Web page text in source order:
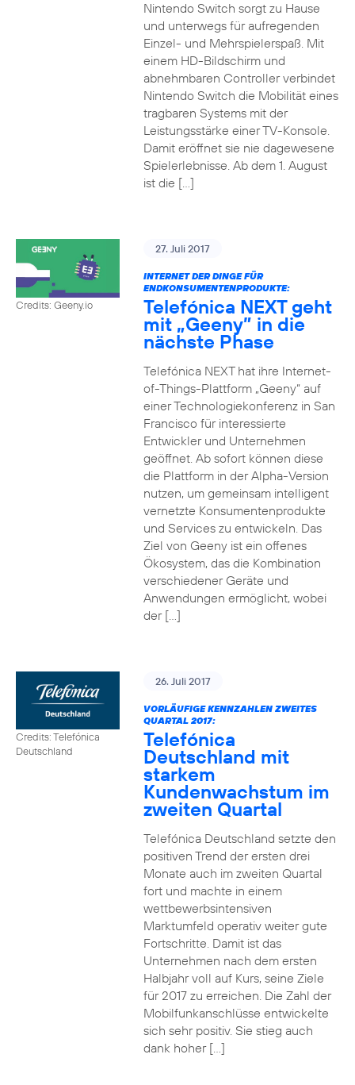
Nintendo Switch sorgt zu Hause
und unterwegs für aufregenden
Einzel- und Mehrspielerspaß. Mit
einem HD-Bildschirm und
abnehmbaren Controller verbindet
Nintendo Switch die Mobilität eines
tragbaren Systems mit der
Leistungsstärke einer TV-Konsole.
Damit eröffnet sie nie dagewesene
Spielerlebnisse. Ab dem 1. August
ist die […]
Credits: Geeny.io
27. Juli 2017
INTERNET DER DINGE FÜR
ENDKONSUMENTENPRODUKTE:
Telefónica NEXT geht
mit „Geeny” in die
nächste Phase
Telefónica NEXT hat ihre Internet-
of-Things-Plattform „Geeny“ auf
einer Technologiekonferenz in San
Francisco für interessierte
Entwickler und Unternehmen
geöffnet. Ab sofort können diese
die Plattform in der Alpha-Version
nutzen, um gemeinsam intelligent
vernetzte Konsumentenprodukte
und Services zu entwickeln. Das
Ziel von Geeny ist ein offenes
Ökosystem, das die Kombination
verschiedener Geräte und
Anwendungen ermöglicht, wobei
der […]
Credits: Telefónica
Deutschland
26. Juli 2017
VORLÄUFIGE KENNZAHLEN ZWEITES
QUARTAL 2017:
Telefónica
Deutschland mit
starkem
Kundenwachstum im
zweiten Quartal
Telefónica Deutschland setzte den
positiven Trend der ersten drei
Monate auch im zweiten Quartal
fort und machte in einem
wettbewerbsintensiven
Marktumfeld operativ weiter gute
Fortschritte. Damit ist das
Unternehmen nach dem ersten
Halbjahr voll auf Kurs, seine Ziele
für 2017 zu erreichen. Die Zahl der
Mobilfunkanschlüsse entwickelte
sich sehr positiv. Sie stieg auch
dank hoher […]